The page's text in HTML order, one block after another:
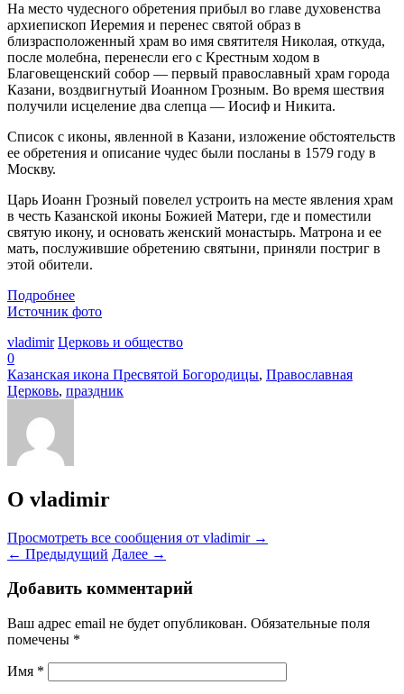
На место чудесного обретения прибыл во главе духовенства
архиепископ Иеремия и перенес святой образ в
близрасположенный храм во имя святителя Николая, откуда,
после молебна, перенесли его с Крестным ходом в
Благовещенский собор — первый православный храм города
Казани, воздвигнутый Иоанном Грозным. Во время шествия
получили исцеление два слепца — Иосиф и Никита.
Список с иконы, явленной в Казани, изложение обстоятельств
ее обретения и описание чудес были посланы в 1579 году в
Москву.
Царь Иоанн Грозный повелел устроить на месте явления храм
в честь Казанской иконы Божией Матери, где и поместили
святую икону, и основать женский монастырь. Матрона и ее
мать, послужившие обретению святыни, приняли постриг в
этой обители.
Подробнее
Источник фото
vladimir Церковь и общество
0
Казанская икона Пресвятой Богородицы, Православная
Церковь, праздник
О vladimir
Просмотреть все сообщения от vladimir →
← Предыдущий Далее →
Добавить комментарий
Ваш адрес email не будет опубликован. Обязательные поля
помечены *
Имя *